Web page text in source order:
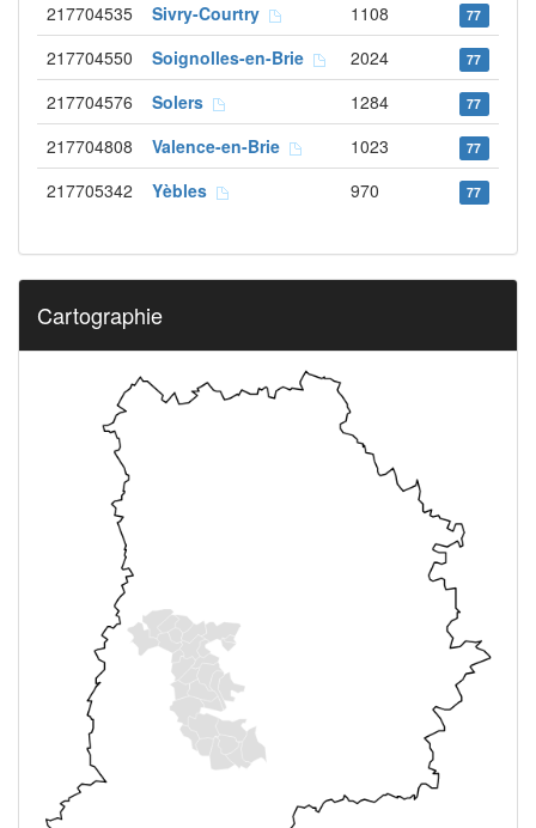
217704535 Sivry-Courtry 1108 77
217704550 Soignolles-en-Brie 2024 77
217704576 Solers 1284 77
217704808 Valence-en-Brie 1023 77
217705342 Yèbles 970 77
Cartographie